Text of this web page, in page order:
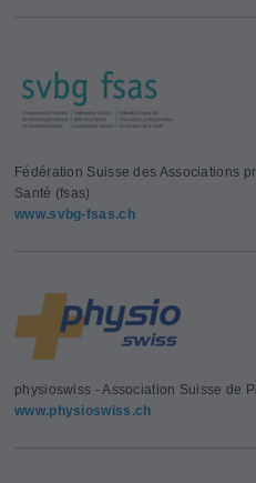
Fédération Suisse des Associations
Santé (fsas)
www.svbg-fsas.ch
physioswiss - Association Suisse de
www.physioswiss.ch